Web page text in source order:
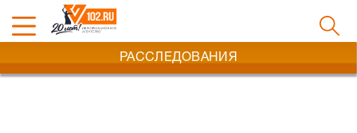
РАССЛЕДОВАНИЯ